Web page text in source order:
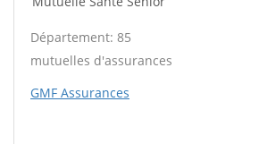
Département: 85
mutuelles d'assurances
GMF Assurances